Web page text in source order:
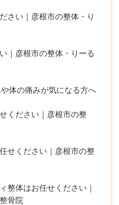
さい｜彦根市の整体・り
｜彦根市の整体・りーる
体の痛みが気になる方へ
ください｜彦根市の整
せください｜彦根市の整
整体はお任せください｜
骨院